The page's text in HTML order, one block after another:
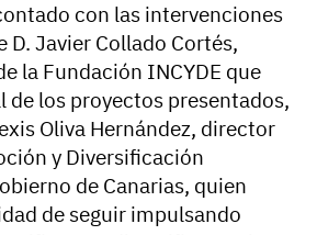
con las intervenciones
D. Javier Collado Cortés,
la Fundación INCYDE que
de los proyectos presentados,
Oliva Hernández, director
y Diversificación
de Canarias, quien
de seguir impulsando